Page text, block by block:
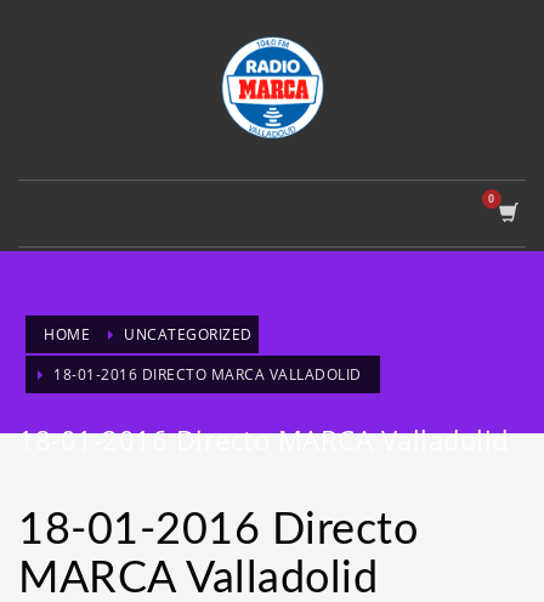
HOME
UNCATEGORIZED
18-01-2016 DIRECTO MARCA VALLADOLID
18-01-2016 Directo MARCA Valladolid
18-01-2016 Directo
MARCA Valladolid